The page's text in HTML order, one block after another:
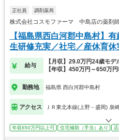
正社員 調剤薬局
株式会社コスモファーマ 中島店の薬剤
【福島県西白河郡中島村】
生研修充実／社宅／産休育
富
給与
【月収】29.0万円24歳モデ
【年収】450万円～650万
勤務地 福島県 西白河郡中島村
アクセス ＪＲ東北本線(上野－盛岡) 泉
年収650万円以上可 住宅補助（手当）あり